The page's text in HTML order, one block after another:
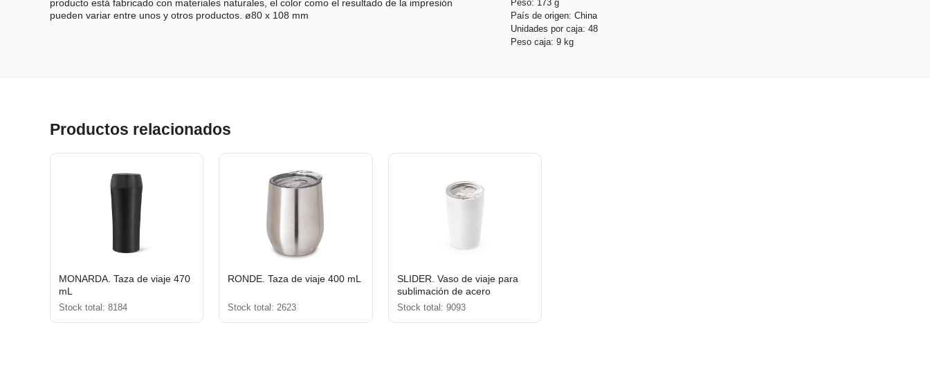
producto está fabricado con materiales naturales, el color como el resultado de la impresión
pueden variar entre unos y otros productos. ø80 x 108 mm
Peso: 173 g
País de origen: China
Unidades por caja: 48
Peso caja: 9 kg
Productos relacionados
MONARDA. Taza de viaje 470
mL
Stock total: 8184
RONDE. Taza de viaje 400 mL
Stock total: 2623
SLIDER. Vaso de viaje para
sublimación de acero
inoxidable 380 mL
Stock total: 9093